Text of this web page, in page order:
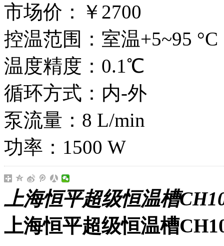
市场价：
￥2700
控温范围：室温+5~95 °C
温度精度：0.1℃
循环方式：内-外
泵流量：8 L/min
功率：1500 W
上海恒平超级恒温槽
上海恒平超级恒温槽